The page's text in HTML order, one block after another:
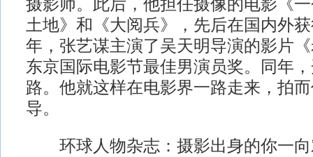
摄影师。此后，他担任摄像的电影《
土地》和《大阅兵》，先后在国内外
年，张艺谋主演了吴天明导演的影片
东京国际电影节最佳男演员奖。同年
路。他就这样在电影界一路走来，拍
导。
环球人物杂志：摄影出身的你一向